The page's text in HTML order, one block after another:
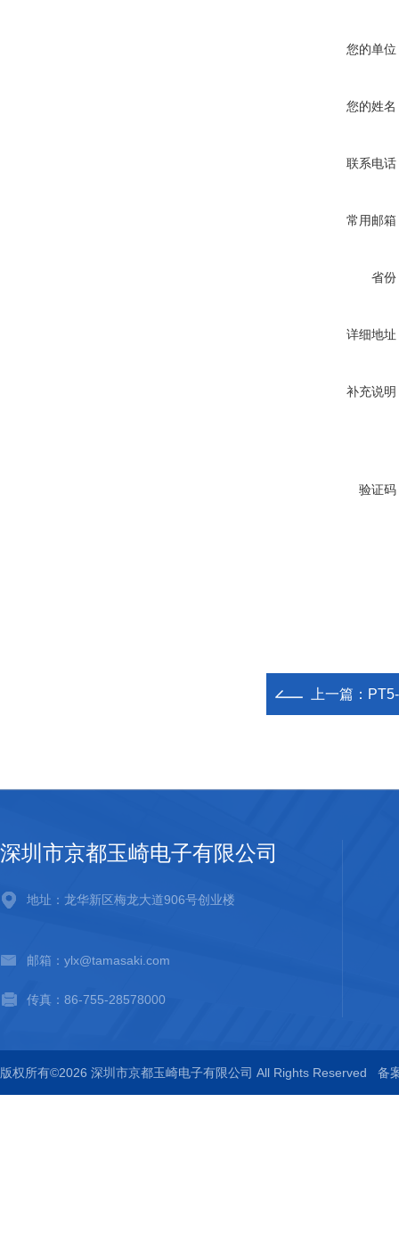
您的单位
您的姓名
联系电话
常用邮箱
省份
详细地址
补充说明
验证码
上一篇：
深圳市京都玉崎电子有限公司
地址：龙华新区梅龙大道906号创业楼
邮箱：ylx@tamasaki.com
传真：86-755-28578000
版权所有©2026 深圳市京都玉崎电子有限公司 All Rights Reserved 备